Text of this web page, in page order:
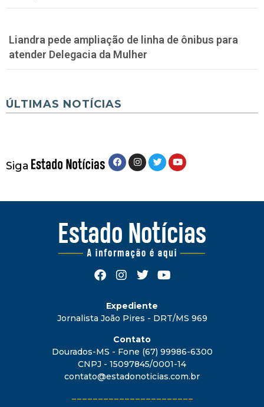
Liandra pede ampliação de linha de ônibus para
atender Delegacia da Mulher
ÚLTIMAS NOTÍCIAS
Siga
Expediente
Jornalista João Pires - DRT/MS 969
Contato
Dourados-MS - Fone (67) 99986-6300
CNPJ - 15097845/0001-14
contato@estadonoticias.com.br